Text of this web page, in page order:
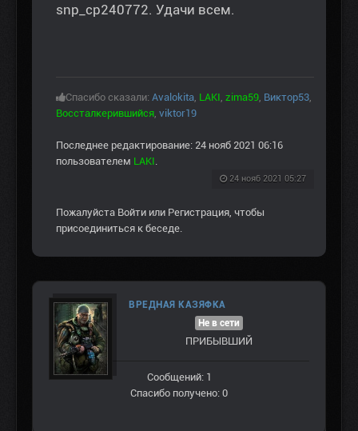
snp_cp240772. Удачи всем.
Спасибо сказали: Avalokita, LAKI, zima59, Виктор53,
Воссталкерившийся, viktor19
Последнее редактирование: 24 нояб 2021 06:16
пользователем LAKI.
24 нояб 2021 05:27
Пожалуйста Войти или Регистрация, чтобы
присоединиться к беседе.
ВРЕДНАЯ КАЗЯФКА
Не в сети
ПРИБЫВШИЙ
Сообщений: 1
Спасибо получено: 0